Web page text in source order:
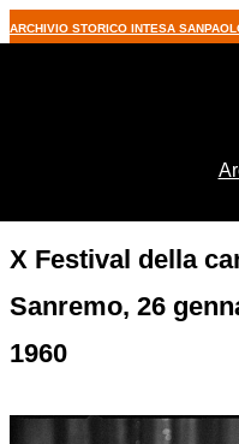
ARCHIVIO STORICO INTESA
X Festival della
Sanremo, 26
1960